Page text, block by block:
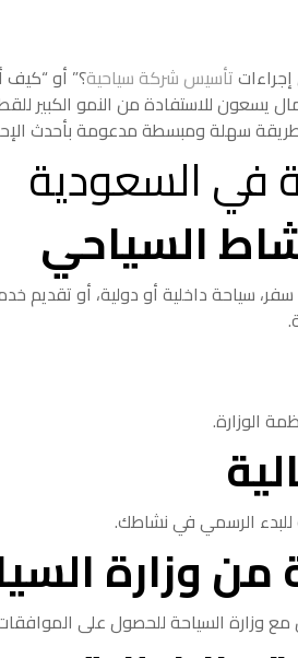
تأسيس شركة سياحية؟” أو “كيف
من رواد الأعمال يسعون للاستفادة من النمو الكبير
سهلة ومبسطة مدعومة بأحدث
في السعودية
السياحي
سياحة داخلية أو دولية، أو تقديم
الوزارة.
للبدء الرسمي في نشاطك.
من وزارة
السياحة للحصول على الموافقات